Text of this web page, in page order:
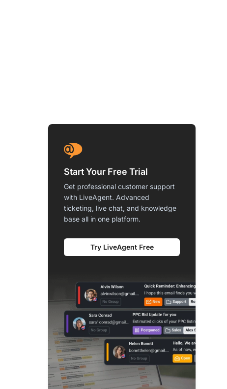
Start Your Free Trial
Get professional customer support
with LiveAgent. Advanced
ticketing, live chat, and knowledge
base all in one platform.
Try LiveAgent Free